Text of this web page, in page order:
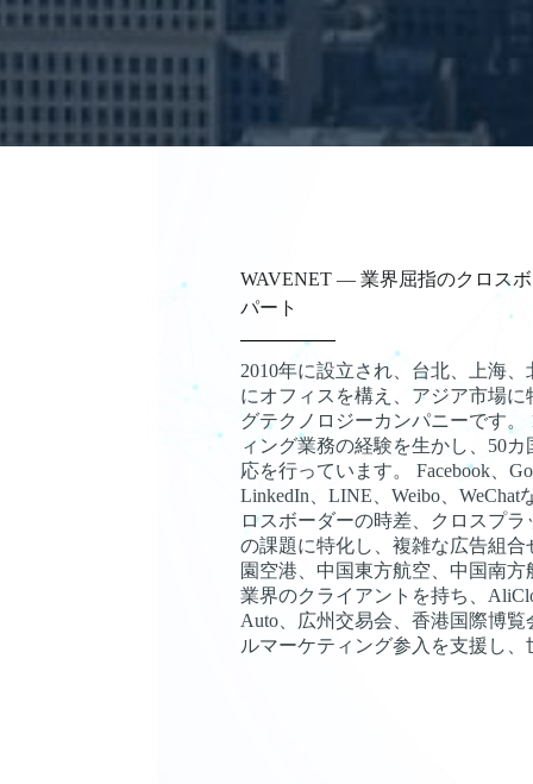
WAVENET — 業界屈指のクロス
パート
2010年に設立され、台北、上海
にオフィスを構え、アジア市場
グテクノロジーカンパニーです
ィング業務の経験を生かし、50
応を行っています。 Facebook、
LinkedIn、LINE、Weibo、
ロスボーダーの時差、クロスプ
の課題に特化し、複雑な広告組
園空港、中国東方航空、中国南
業界のクライアントを持ち、
Auto、広州交易会、香港国際博
ルマーケティング参入を支援し